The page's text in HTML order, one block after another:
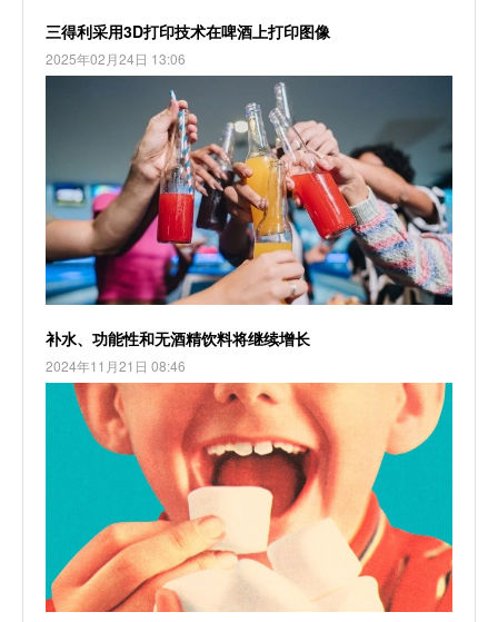
三得利采用3D打印技术在啤酒上打印图像
2025年02月24日 13:06
补水、功能性和无酒精饮料将继续增长
2024年11月21日 08:46